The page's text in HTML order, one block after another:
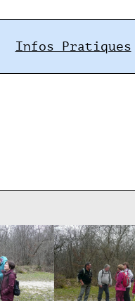
Infos Pratiques